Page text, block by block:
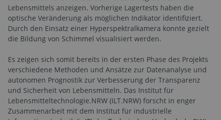
Lebensmittels anzeigen. Vorherige Lagertests haben die
optische Veränderung als möglichen Indikator identifiziert.
Durch den Einsatz einer Hyperspektralkamera konnte gezielt
die Bildung von Schimmel visualisiert werden.
Es zeigen sich somit bereits in der ersten Phase des Projekts
verschiedene Methoden und Ansätze zur Datenanalyse und
autonomen Prognostik zur Verbesserung der Transparenz
und Sicherheit von Lebensmitteln. Das Institut für
Lebensmitteltechnologie.NRW (ILT.NRW) forscht in enger
Zusammenarbeit mit dem Institut für industrielle